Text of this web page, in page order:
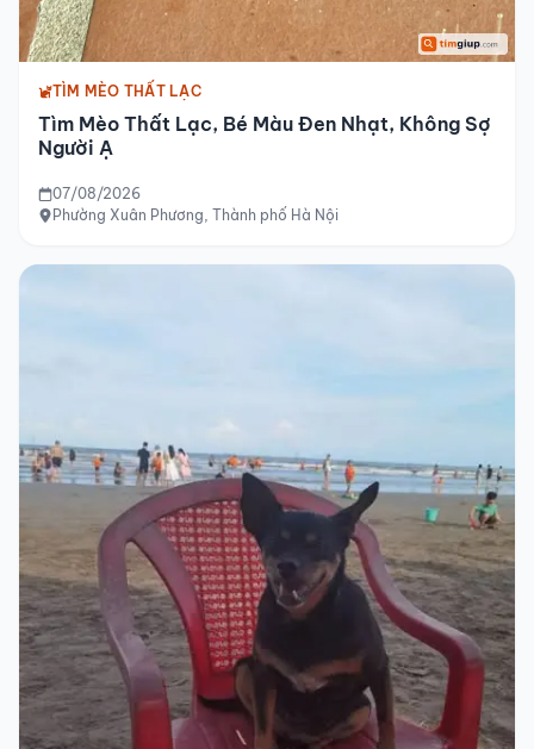
TÌM MÈO THẤT LẠC
Tìm Mèo Thất Lạc, Bé Màu Đen Nhạt, Không Sợ
Người Ạ
07/08/2026
Phường Xuân Phương, Thành phố Hà Nội